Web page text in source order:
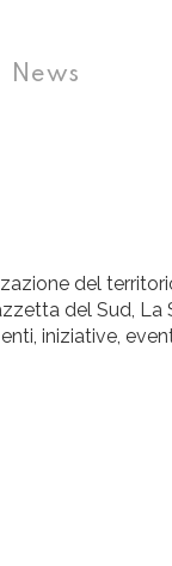
News
del territorio
del Sud, La
iniziative,